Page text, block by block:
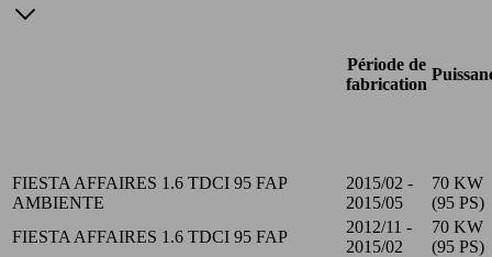
Période de
fabrication
FIESTA AFFAIRES 1.6 TDCI 95 FAP
AMBIENTE
2015/02 -
2015/05
70 KW
(95 PS)
FIESTA AFFAIRES 1.6 TDCI 95 FAP
2012/11 -
2015/02
70 KW
(95 PS)